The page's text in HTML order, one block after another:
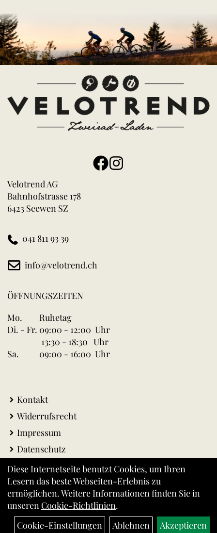
Velotrend AG
Bahnhofstrasse 178
6423 Seewen SZ
041 811 93 39
info@velotrend.ch
ÖFFNUNGSZEITEN
Mo.
Ruhetag
Di. - Fr. 09:00 - 12:00 Uhr
13:30 - 18:30 Uhr
Sa.
09:00 - 16:00 Uhr
Kontakt
Widerrufsrecht
Impressum
Datenschutz
AGB
Warenkorb
Versandkosten
Diese Internetseite benutzt Cookies, um Ihren
Lesern das beste Webseiten-Erlebnis zu
ermöglichen. Weitere Informationen finden Sie in
unseren Cookie-Richtlinien.
Cookie-Einstellungen
Ablehnen Akzeptieren